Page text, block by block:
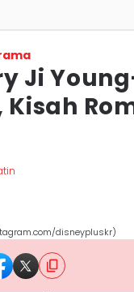
Ji
Kisah
disneypluskr)